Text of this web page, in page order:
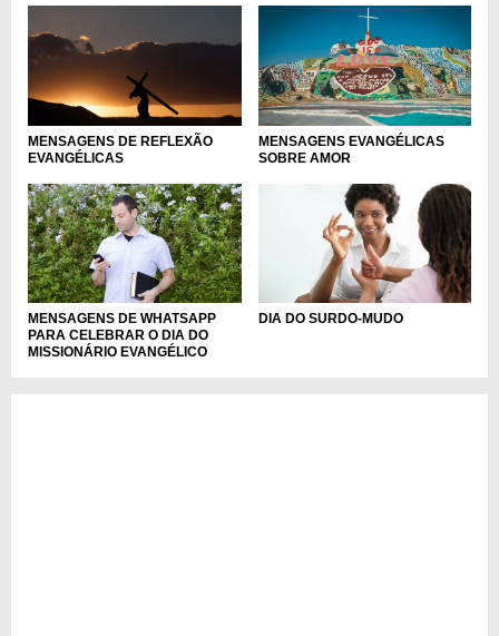
MENSAGENS DE REFLEXÃO
EVANGÉLICAS
MENSAGENS EVANGÉLICAS
SOBRE AMOR
MENSAGENS DE WHATSAPP
PARA CELEBRAR O DIA DO
MISSIONÁRIO EVANGÉLICO
DIA DO SURDO-MUDO